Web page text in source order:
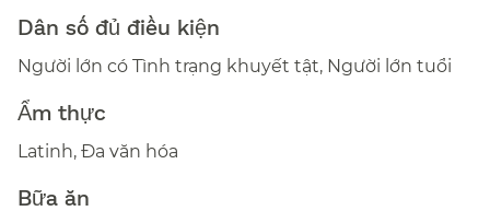
Dân số đủ điều kiện​​
Người lớn có Tình trạng khuyết tật, Người lớn tuổi​​
Ẩm thực​​
Latinh, Đa văn hóa​​
Bữa ăn​​